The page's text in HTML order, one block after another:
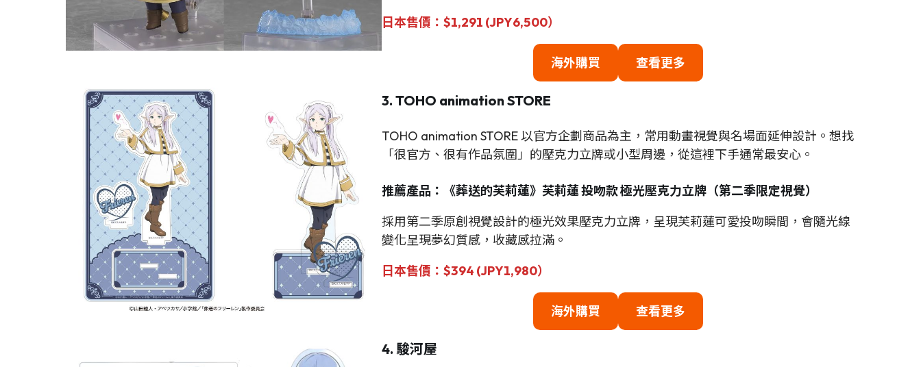
日本售價：$1,291 (JPY6,500）
海外購買 查看更多
3. TOHO animation STORE
TOHO animation STORE 以官方企劃商品為主，常用動畫視覺與名場面延伸設計。想找
「很官方、很有作品氛圍」的壓克力立牌或小型周邊，從這裡下手通常最安心。
推薦產品：《葬送的芙莉蓮》芙莉蓮 投吻款 極光壓克力立牌（第二季限定視覺）
採用第二季原創視覺設計的極光效果壓克力立牌，呈現芙莉蓮可愛投吻瞬間，會隨光線
變化呈現夢幻質感，收藏感拉滿。
日本售價：$394 (JPY1,980）
海外購買 查看更多
4. 駿河屋